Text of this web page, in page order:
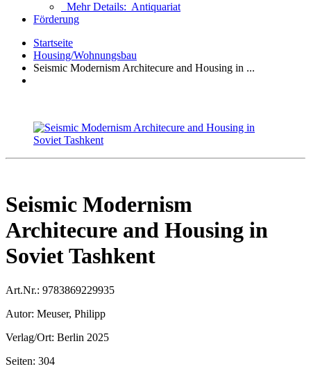
Mehr Details: Antiquariat
Förderung
Startseite
Housing/Wohnungsbau
Seismic Modernism Architecure and Housing in ...
Seismic Modernism
Architecure and Housing in
Soviet Tashkent
Art.Nr.: 9783869229935
Autor: Meuser, Philipp
Verlag/Ort: Berlin 2025
Seiten: 304